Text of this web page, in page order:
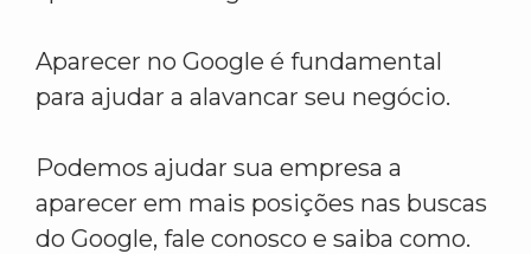
Aparecer no Google é fundamental
para ajudar a alavancar seu negócio.
Podemos ajudar sua empresa a
aparecer em mais posições nas buscas
do Google, fale conosco e saiba como.